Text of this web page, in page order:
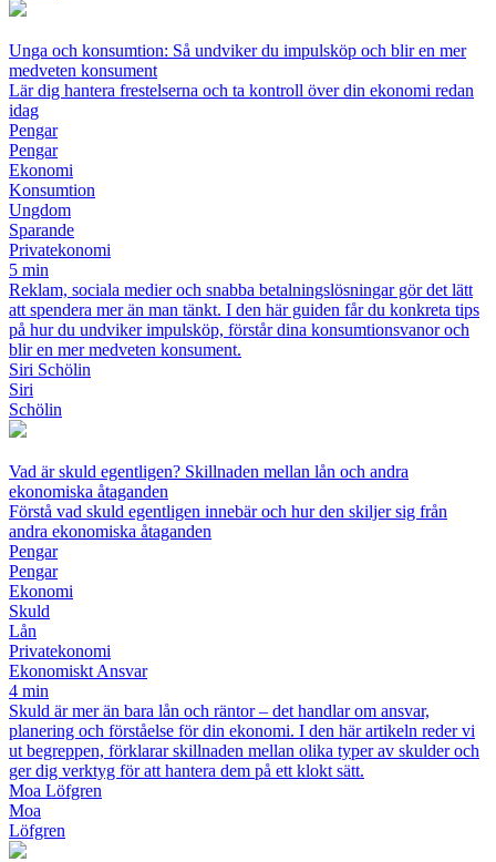
Unga och konsumtion: Så undviker du impulsköp och blir en mer
medveten konsument
Lär dig hantera frestelserna och ta kontroll över din ekonomi redan
idag
Pengar
Pengar
Ekonomi
Konsumtion
Ungdom
Sparande
Privatekonomi
5 min
Reklam, sociala medier och snabba betalningslösningar gör det lätt
att spendera mer än man tänkt. I den här guiden får du konkreta tips
på hur du undviker impulsköp, förstår dina konsumtionsvanor och
blir en mer medveten konsument.
Siri Schölin
Siri
Schölin
Vad är skuld egentligen? Skillnaden mellan lån och andra
ekonomiska åtaganden
Förstå vad skuld egentligen innebär och hur den skiljer sig från
andra ekonomiska åtaganden
Pengar
Pengar
Ekonomi
Skuld
Lån
Privatekonomi
Ekonomiskt Ansvar
4 min
Skuld är mer än bara lån och räntor – det handlar om ansvar,
planering och förståelse för din ekonomi. I den här artikeln reder vi
ut begreppen, förklarar skillnaden mellan olika typer av skulder och
ger dig verktyg för att hantera dem på ett klokt sätt.
Moa Löfgren
Moa
Löfgren